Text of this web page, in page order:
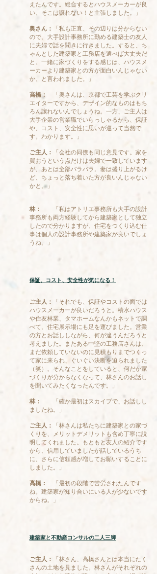
えたんです。総合するとハウスメーカーが良
い、そこは譲れない！と主張しました。」
奥さん：
「私も正直、その辺りは分からない
ので、大手設計事務所に勤める建築士の友人
に夫婦で話を聞きに行きました。すると、ち
ゃんとした建築家と工務店を選べば大丈夫だ
と。一緒に家づくりをする感じは、ハウスメ
ーカーより建築家との方が面白いんじゃない
か、と言われました。」
高橋：
「奥さんは、京都で工芸を学ぶクリ
エイターですから、デザイン的なものはもち
ろん譲れないんでしょうね。一方、ご主人は
大手企業の営業職でいらっしゃるから、保証
や、コスト、安全性に思いが巡って当然で
す。わかります。」
ご主人：
「会社の同僚も同じ意見です。家を
買おうという点だけは夫婦で一致しています
が、あとは全部バラバラ。妻は盛り上がるけ
ど、ちょっと落ち着いた方が良いんじゃない
かと。」
林：
「私はアトリエ事務所も大手の設計
事務所も両方経験してから建築家として独立
したので分かりますが、住宅をつくり込む仕
事は個人の設計事務所や建築家が良いでしょ
うね。」
保証、コスト、安全性が気になる！
ご主人：
「それでも、保証やコストの面では
ハウスメーカーが良いだろうと。積水ハウス
や住友林業、タマホームなんかもネットで調
べて、住宅展示場にも足を運びました。営業
の方とお話ししながら、何が違うんだろうと
考えました。またある中堅の工務店さんは、
まだ依頼していないのに見積もりまでつくっ
て家に来られ、ぐいぐい決断を迫られました
（笑）。そんなことをしていると、何だか家
づくりが分からなくなって、林さんのお話し
を聞いてみたくなったんです。」
林：
「確か最初はスカイプで、お話しし
ましたね。」
ご主人：
「林さんは私たちに建築家との家づ
くりを、メリットデメリットも含め丁寧に説
明してくれました。もともと友人の紹介です
から、信用していましたが話しているうち
に、さらに信頼感が増してお願いすることに
しました。
」
高橋：
「最初の段階で苦労されたんです
ね。建築家が知り合いにいる人が少ないです
からね。」
建築家と不動産コンサルの二人三脚
ご主人：
「林さん、高橋さんとは本当にたく
さんの土地を見ました。林さんがそれぞれの